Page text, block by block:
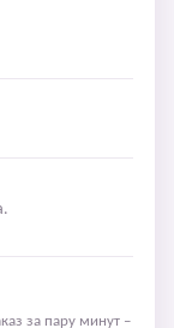
за пару минут –